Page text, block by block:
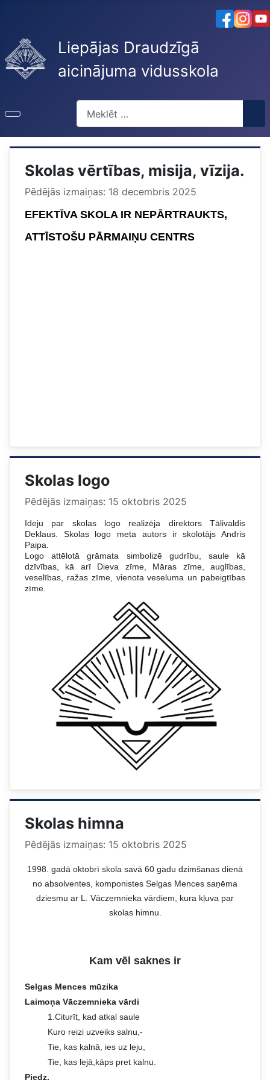
Liepājas Draudzīgā
aicinājuma vidusskola
Skolas vērtības, misija, vīzija.
Pēdējās izmaiņas: 18 decembris 2025
EFEKTĪVA SKOLA IR NEPĀRTRAUKTS,
ATTĪSTOŠU PĀRMAIŅU CENTRS
Skolas logo
Pēdējās izmaiņas: 15 oktobris 2025
Ideju par skolas logo realizēja direktors Tālivaldis
Deklaus. Skolas logo meta autors ir skolotājs Andris
Paipa.
Logo attēlotā grāmata simbolizē gudrību, saule kā
dzīvības, kā arī Dieva zīme, Māras zīme, auglības,
veselības, ražas zīme, vienota veseluma un pabeigtības
zīme.
Skolas himna
Pēdējās izmaiņas: 15 oktobris 2025
1998. gadā oktobrī skola savā 60 gadu dzimšanas dienā
no absolventes, komponistes Selgas Mences saņēma
dziesmu ar L. Vāczemnieka vārdiem, kura kļuva par
skolas himnu.
Kam vēl saknes ir
Selgas Mences mūzika
Laimoņa Vāczemnieka vārdi
1.Citurīt, kad atkal saule
Kuro reizi uzveiks salnu,-
Tie, kas kalnā, ies uz leju,
Tie, kas lejā,kāps pret kalnu.
Piedz.